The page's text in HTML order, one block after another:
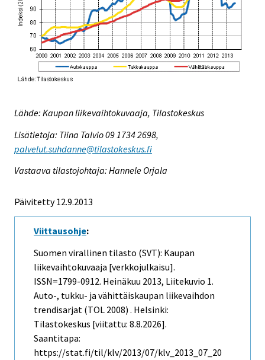
Lähde: Kaupan liikevaihtokuvaaja, Tilastokeskus
Lisätietoja: Tiina Talvio 09 1734 2698,
palvelut.suhdanne@tilastokeskus.fi
Vastaava tilastojohtaja: Hannele Orjala
Päivitetty 12.9.2013
Viittausohje:
Suomen virallinen tilasto (SVT): Kaupan
liikevaihtokuvaaja [verkkojulkaisu].
ISSN=1799-0912. Heinäkuu 2013, Liitekuvio 1.
Auto-, tukku- ja vähittäiskaupan liikevaihdon
trendisarjat (TOL 2008) . Helsinki:
Tilastokeskus [viitattu: 8.8.2026].
Saantitapa:
https://stat.fi/til/klv/2013/07/klv_2013_07_20